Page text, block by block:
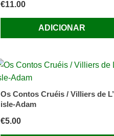
€11.00
ADICIONAR
Os Contos Cruéis / Villiers de L’
isle-Adam
€5.00